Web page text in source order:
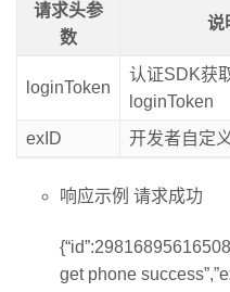
请求头参
数
说
loginToken
认证SDK获
loginToken
exID
开发者自定
响应示例 请求成功
get phone